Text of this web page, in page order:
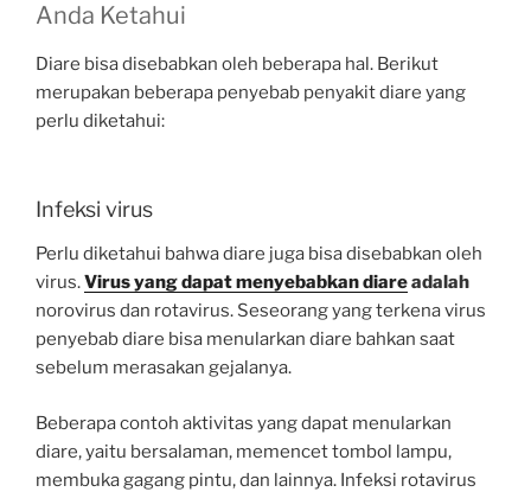
Anda Ketahui
Diare bisa disebabkan oleh beberapa hal. Berikut
merupakan beberapa penyebab penyakit diare yang
perlu diketahui:
Infeksi virus
Perlu diketahui bahwa diare juga bisa disebabkan oleh
virus.Virus yang dapat menyebabkan diareadalah
norovirus dan rotavirus. Seseorang yang terkena virus
penyebab diare bisa menularkan diare bahkan saat
sebelum merasakan gejalanya.
Beberapa contoh aktivitas yang dapat menularkan
diare, yaitu bersalaman, memencet tombol lampu,
membuka gagang pintu, dan lainnya. Infeksi rotavirus